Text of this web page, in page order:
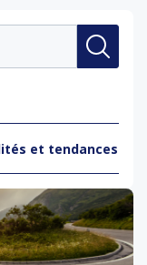
et tendances du